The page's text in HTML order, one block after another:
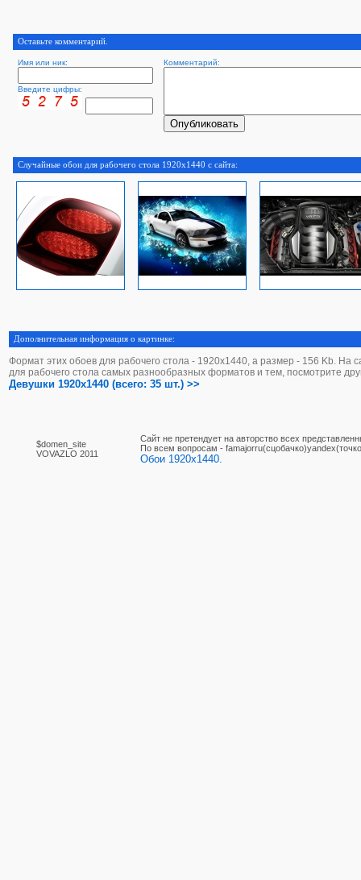
Оставьте комментарий.
Имя или ник: Комментарий:
Введите цифры:
Случайные обои для рабочего стола 1920x1440 с сайта:
Дополнительная информация о картинке:
Формат этих обоев для рабочего стола - 1920х1440, а размер - 156 Kb. На
для рабочего стола самых разнообразных форматов и тем, посмотрите
Девушки 1920x1440 (всего: 35 шт.) >>
$domen_site
VOVAZLO 2011
Сайт не претендует на авторство всех
По вcем вопросам -
Обои 1920x1440.